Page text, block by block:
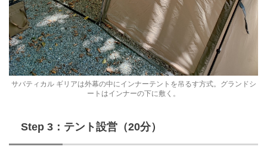
サバティカル ギリアは外幕の中にインナーテントを吊るす方式。グランドシ
ートはインナーの下に敷く。
Step 3：テント設営（20分）